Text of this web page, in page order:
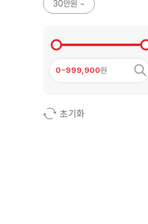
30만원 ~
0~999,900원
초기화